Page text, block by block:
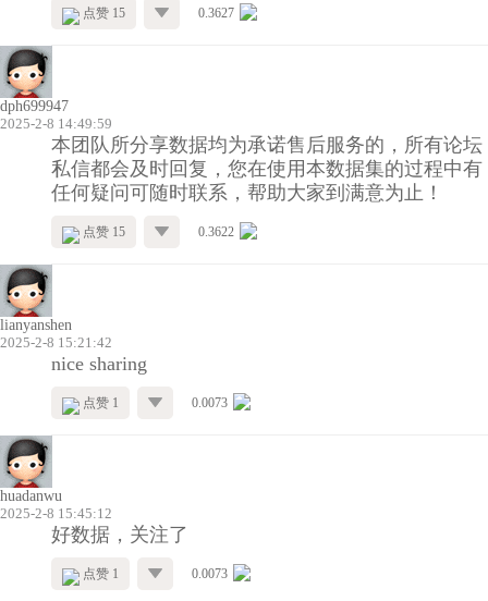
点赞 15 0.3627
dph699947
2025-2-8 14:49:59
本团队所分享数据均为承诺售后服务的，所有论坛
私信都会及时回复，您在使用本数据集的过程中有
任何疑问可随时联系，帮助大家到满意为止！
点赞 15 0.3622
lianyanshen
2025-2-8 15:21:42
nice sharing
点赞 1 0.0073
huadanwu
2025-2-8 15:45:12
好数据，关注了
点赞 1 0.0073